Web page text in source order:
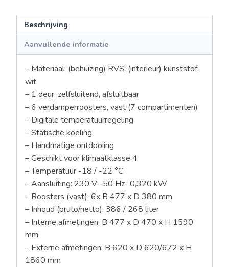
Beschrijving
Aanvullende informatie
– Materiaal: (behuizing) RVS; (interieur) kunststof,
wit
– 1 deur, zelfsluitend, afsluitbaar
– 6 verdamperroosters, vast (7 compartimenten)
– Digitale temperatuurregeling
– Statische koeling
– Handmatige ontdooiing
– Geschikt voor klimaatklasse 4
– Temperatuur -18 / -22 °C
– Aansluiting: 230 V -50 Hz- 0,320 kW
– Roosters (vast): 6x B 477 x D 380 mm
– Inhoud (bruto/netto): 386 / 268 liter
– Interne afmetingen: B 477 x D 470 x H 1590
mm
– Externe afmetingen: B 620 x D 620/672 x H
1860 mm